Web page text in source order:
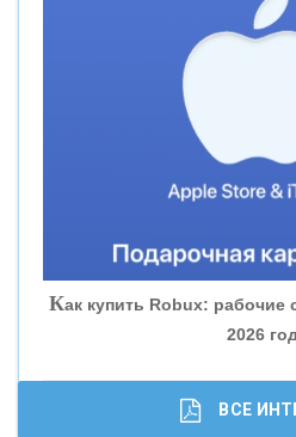
«ВНЕШПРОМБАНК»
«БАНК ГЛОБЭКС»
«СОВКОМБАНК»
«ГАЗПРОМБАНК»
Как купить Robux: рабочие
2026
ВСЕ